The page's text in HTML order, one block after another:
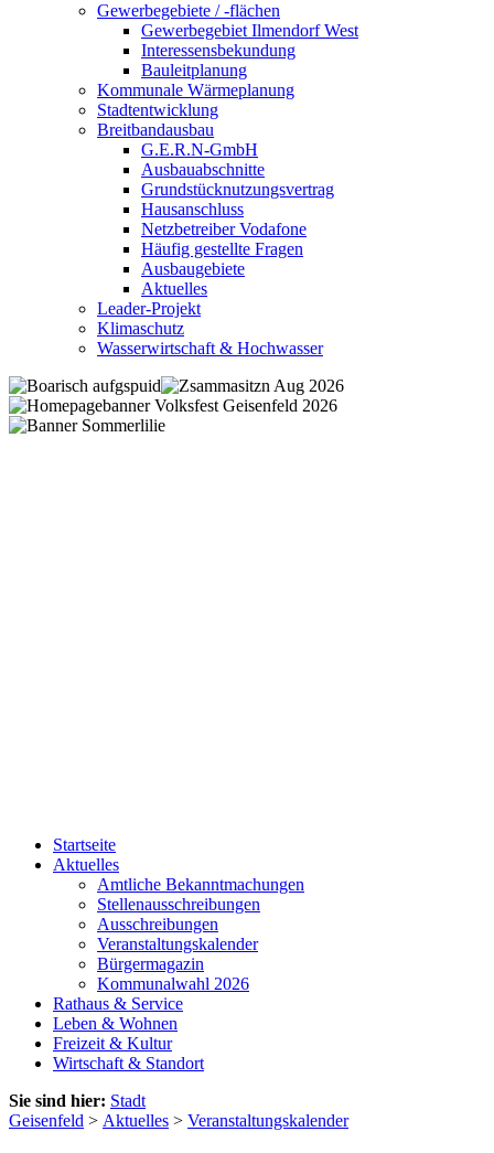
Gewerbegebiete / -flächen
Gewerbegebiet Ilmendorf West
Interessensbekundung
Bauleitplanung
Kommunale Wärmeplanung
Stadtentwicklung
Breitbandausbau
G.E.R.N-GmbH
Ausbauabschnitte
Grundstücknutzungsvertrag
Hausanschluss
Netzbetreiber Vodafone
Häufig gestellte Fragen
Ausbaugebiete
Aktuelles
Leader-Projekt
Klimaschutz
Wasserwirtschaft & Hochwasser
Startseite
Aktuelles
Amtliche Bekanntmachungen
Stellenausschreibungen
Ausschreibungen
Veranstaltungskalender
Bürgermagazin
Kommunalwahl 2026
Rathaus & Service
Leben & Wohnen
Freizeit & Kultur
Wirtschaft & Standort
Sie sind hier: Stadt
Geisenfeld > Aktuelles > Veranstaltungskalender